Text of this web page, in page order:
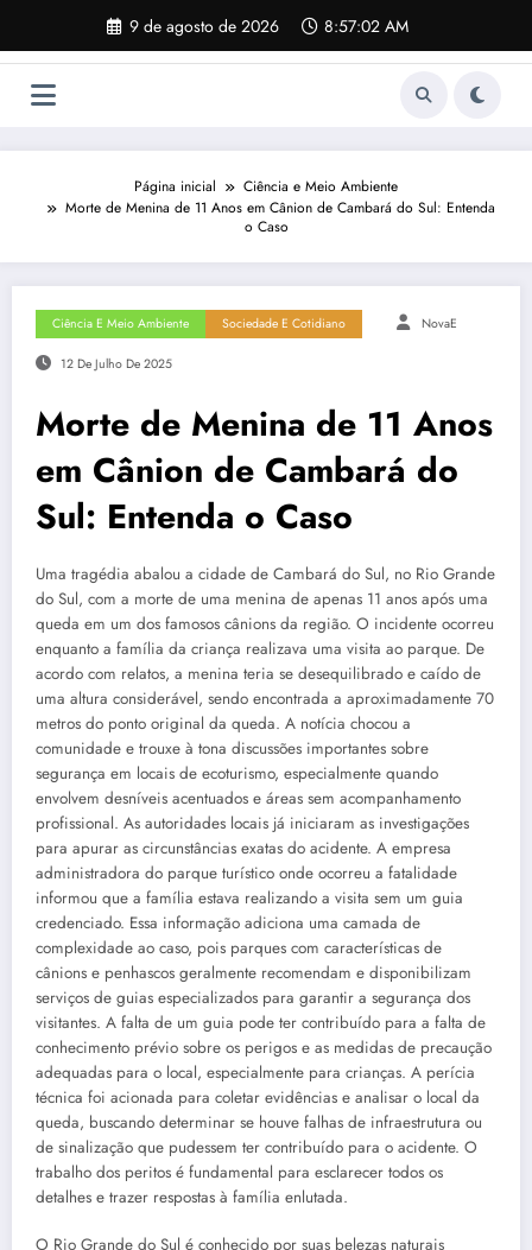
o
9 de agosto de 2026 8:57:03 AM
Página inicial
Ciência e Meio Ambiente
Morte de Menina de 11 Anos em Cânion de Cambará do Sul: Entenda
o Caso
Ciência E Meio Ambiente Sociedade E Cotidiano NovaE
12 De Julho De 2025
Morte de Menina de 11 Anos
em Cânion de Cambará do
Sul: Entenda o Caso
Uma tragédia abalou a cidade de Cambará do Sul, no Rio Grande
do Sul, com a morte de uma menina de apenas 11 anos após uma
queda em um dos famosos cânions da região. O incidente ocorreu
enquanto a família da criança realizava uma visita ao parque. De
acordo com relatos, a menina teria se desequilibrado e caído de
uma altura considerável, sendo encontrada a aproximadamente 70
metros do ponto original da queda. A notícia chocou a
comunidade e trouxe à tona discussões importantes sobre
segurança em locais de ecoturismo, especialmente quando
envolvem desníveis acentuados e áreas sem acompanhamento
profissional. As autoridades locais já iniciaram as investigações
para apurar as circunstâncias exatas do acidente. A empresa
administradora do parque turístico onde ocorreu a fatalidade
informou que a família estava realizando a visita sem um guia
credenciado. Essa informação adiciona uma camada de
complexidade ao caso, pois parques com características de
cânions e penhascos geralmente recomendam e disponibilizam
serviços de guias especializados para garantir a segurança dos
visitantes. A falta de um guia pode ter contribuído para a falta de
conhecimento prévio sobre os perigos e as medidas de precaução
adequadas para o local, especialmente para crianças. A perícia
técnica foi acionada para coletar evidências e analisar o local da
queda, buscando determinar se houve falhas de infraestrutura ou
de sinalização que pudessem ter contribuído para o acidente. O
trabalho dos peritos é fundamental para esclarecer todos os
detalhes e trazer respostas à família enlutada.
O Rio Grande do Sul é conhecido por suas belezas naturais